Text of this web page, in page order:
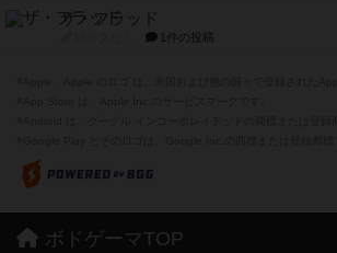
ザ・フラッド
1件の投稿
ボドゲーマTOP